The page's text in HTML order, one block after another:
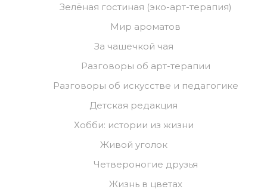
Зелёная гостиная (эко-арт-терапия)
Мир ароматов
За чашечкой чая
Разговоры об арт-терапии
Разговоры об искусстве и педагогике
Детская редакция
Хобби: истории из жизни
Живой уголок
Четвероногие друзья
Жизнь в цветах